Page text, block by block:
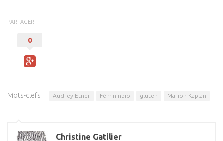
PARTAGER
0
Mots-clefs : Audrey Etner Fémininbio gluten Marion Kaplan
Christine Gatilier